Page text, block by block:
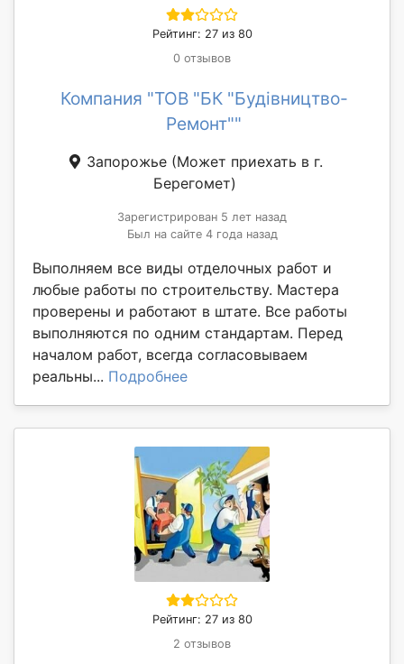
Рейтинг: 27 из 80
0 отзывов
Компания "ТОВ "БК "Будівництво-
Ремонт""
Запорожье (Может приехать в г.
Берегомет)
Зарегистрирован 5 лет назад
Был на сайте 4 года назад
Выполняем все виды отделочных работ и
любые работы по строительству. Мастера
проверены и работают в штате. Все работы
выполняются по одним стандартам. Перед
началом работ, всегда согласовываем
реальны... Подробнее
Рейтинг: 27 из 80
2 отзывов